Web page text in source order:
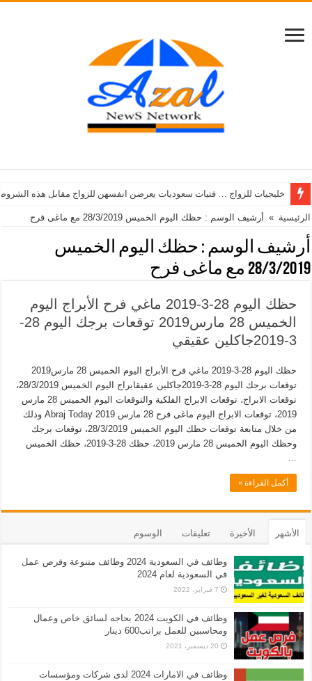
خليجيات للزواج … فتيات سعوديات يعرضن انفسهن للزواج مقابل هذه
الرئيسية » أرشيف الوسم : حظك اليوم الخميس 28/3/2019 مع ماغى فرح
أرشيف الوسم : حظك اليوم الخميس
28/3/2019 مع ماغى فرح
حظك اليوم 28-3-2019 ماغي فرح الأبراج اليوم
الخميس 28 مارس2019 توقعات برجك اليوم 28-
3-2019جاكلين عقيقي
حظك اليوم 28-3-2019 ماغي فرح الأبراج اليوم الخميس 28 مارس2019
توقعات برجك اليوم 28-3-2019جاكلين عقيقابراج اليوم الخميس 28/3/2019،
توقعات الابراج، توقعات الابراج الفلكية والتوقعات اليوم الخميس 28 مارس
2019، توقعات الابراج اليوم ماغى فرح 28 مارس 2019 Abraj Today وذلك
من خلال متابعة توقعات حظك اليوم الخميس 28/3/2019، توقعات برجك
وحظك اليوم الخميس 28 مارس 2019، حظك 28-3-2019، حظك الخميس
…
أكمل القراءة »
الأشهر الأخيرة تعليقات الوسوم
وظائف في السعودية 2024 وظائف متنوعة وفرص عمل
في السعودية لعام 2024
7 فبراير، 2022
وظائف في الكويت 2024 بحاجه لسائق خاص وعمال
ومحاسبين للعمل براتب600 دينار
20 ديسمبر، 2021
وظائف في الامارات 2024 لدى شركات ومؤسسات